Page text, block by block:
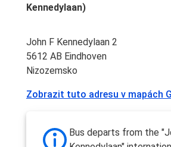
Kennedylaan)
John F Kennedylaan 2
5612 AB Eindhoven
Nizozemsko
Zobrazit tuto adresu v mapách
Bus departs from the